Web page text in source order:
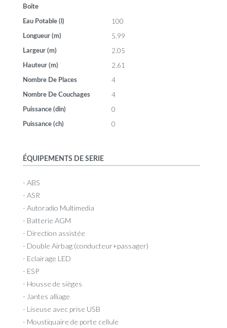
Boîte
Eau Potable (l) 100
Longueur (m) 5.99
Largeur (m) 2.05
Hauteur (m) 2.61
Nombre De Places 4
Nombre De Couchages 4
Puissance (din) 0
Puissance (ch) 0
ÉQUIPEMENTS DE SERIE
- ABS
- ASR
- Autoradio Multimedia
- Batterie AGM
- Direction assistée
- Double Airbag (conducteur+passager)
- Eclairage LED
- ESP
- Housse de sièges
- Jantes alliage
- Liseuse avec prise USB
- Moustiquaire de porte cellule